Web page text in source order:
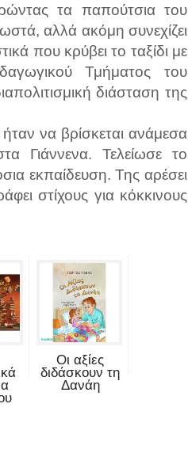
τα παπούτσια του
αλλά ακόμη συνεχίζει
που κρύβει το ταξίδι με
Τμήματος του
διάσταση της
να βρίσκεται ανάμεσα
Γιάννενα. Τελείωσε το
εκπαίδευση. Της αρέσει
στίχους για κόκκινους
Οι αξίες
διδάσκουν τη
Δανάη